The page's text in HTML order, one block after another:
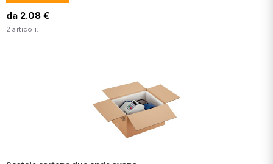
da 2.08 €
2 articoli.